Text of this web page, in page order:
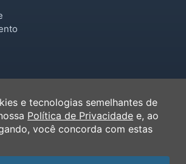
e tecnologias semelhantes de
Política de Privacidade e, ao
você concorda com estas